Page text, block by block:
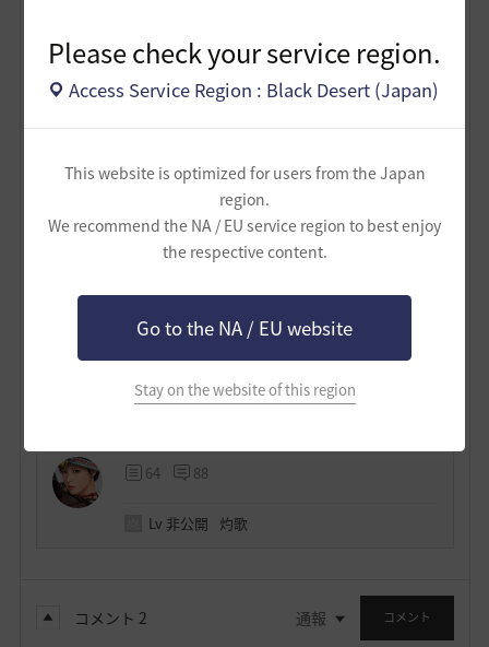
Please check your service region.
Access Service Region : Black Desert (Japan)
This website is optimized for users from the Japan
region.
We recommend the NA / EU service region to best enjoy
the respective content.
Go to the NA / EU website
Stay on the website of this region
この依頼を受ける相手（亀のダルロン）、依頼クリアに
なるためのNPC（ソウロンorサリロン）、報酬をもらう
ておくといいかな、と思うところですね。
こんな感じのイベントです。かけっこについていくのも
いいし、札選んで赤ちゃんベル倒して、どっちが勝った
か確認しにいく、そういう行動パターンも結構ありま
幸運がありますように。
64 88
Lv 非公開 灼歌
コメント 2 通報 コメント